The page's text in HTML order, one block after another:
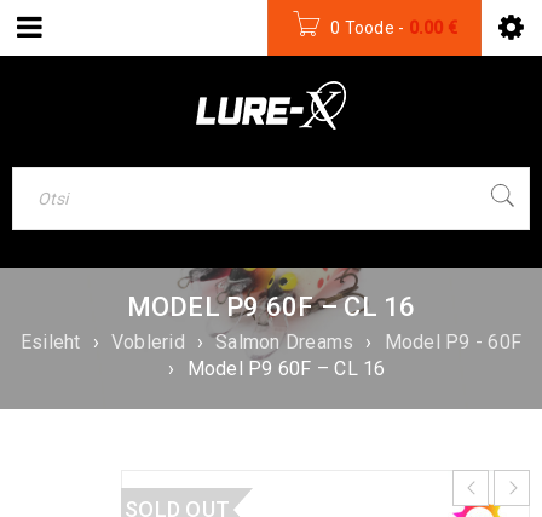
0 Toode - 0.00 €
MODEL P9 60F – CL 16
Esileht › Voblerid › Salmon Dreams ›
Model P9 - 60F
›
Model P9 60F – CL 16
SOLD OUT